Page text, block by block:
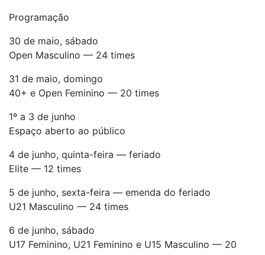
Programação
30 de maio, sábado
Open Masculino — 24 times
31 de maio, domingo
40+ e Open Feminino — 20 times
1º a 3 de junho
Espaço aberto ao público
4 de junho, quinta-feira — feriado
Elite — 12 times
5 de junho, sexta-feira — emenda do feriado
U21 Masculino — 24 times
6 de junho, sábado
U17 Feminino, U21 Feminino e U15 Masculino — 20